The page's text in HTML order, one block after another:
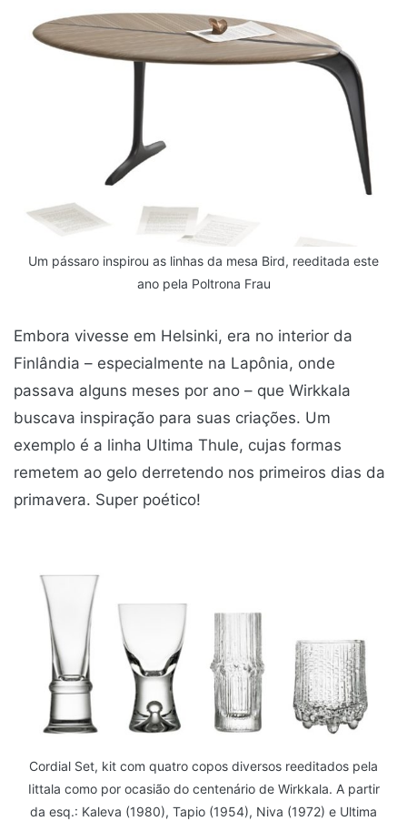
Um pássaro inspirou as linhas da mesa Bird, reeditada este
ano pela Poltrona Frau
Embora vivesse em Helsinki, era no interior da
Finlândia – especialmente na Lapônia, onde
passava alguns meses por ano – que Wirkkala
buscava inspiração para suas criações. Um
exemplo é a linha Ultima Thule, cujas formas
remetem ao gelo derretendo nos primeiros dias da
primavera. Super poético!
Cordial Set, kit com quatro copos diversos reeditados pela
Iittala como por ocasião do centenário de Wirkkala. A partir
da esq.: Kaleva (1980), Tapio (1954), Niva (1972) e Ultima